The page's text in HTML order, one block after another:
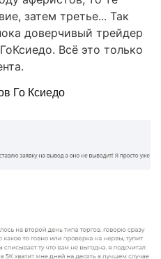
затем третье... Так
доверчивый трейдер
Всё это только
Го Ксиедо